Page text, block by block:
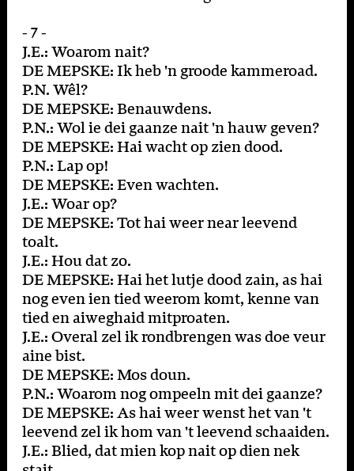
- 7 -
J.E.: Woarom nait?
DE MEPSKE: Ik heb 'n groode kammeroad.
P.N. Wêl?
DE MEPSKE: Benauwdens.
P.N.: Wol ie dei gaanze nait 'n hauw geven?
DE MEPSKE: Hai wacht op zien dood.
P.N.: Lap op!
DE MEPSKE: Even wachten.
J.E.: Woar op?
DE MEPSKE: Tot hai weer near leevend
toalt.
J.E.: Hou dat zo.
DE MEPSKE: Hai het lutje dood zain, as hai
nog even ien tied weerom komt, kenne van
tied en aiweghaid mitproaten.
J.E.: Overal zel ik rondbrengen was doe veur
aine bist.
DE MEPSKE: Mos doun.
P.N.: Woarom nog ompeeln mit dei gaanze?
DE MEPSKE: As hai weer wenst het van 't
leevend zel ik hom van 't leevend schaaiden.
J.E.: Blied, dat mien kop nait op dien nek